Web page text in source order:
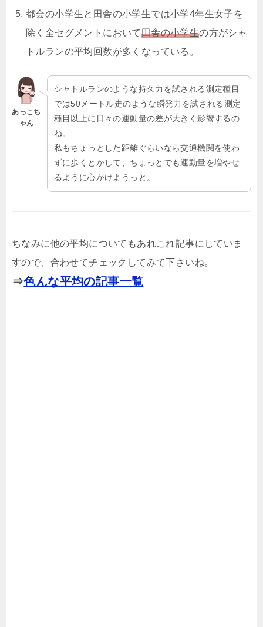
都会の小学生と田舎の小学生では小学4年生女子を
除く全セグメントにおいて田舎の小学生の方がシャ
トルランの平均回数が多くなっている。
あっこち
ゃん
シャトルランのような持久力を試される測定種目
では50メートル走のような瞬発力を試される測定
種目以上に日々の運動量の差が大きく影響するの
ね。
私もちょっとした距離ぐらいなら交通機関を使わ
ずに歩くとかして、ちょっとでも運動量を増やせ
るように心がけようっと。
ちなみに他の平均についてもあれこれ記事にしていま
すので、合わせてチェックしてみて下さいね。
⇒色んな平均の記事一覧